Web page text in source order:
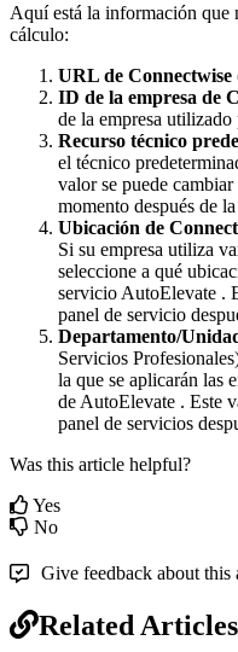
Aquí está la información que
cálculo:
URL de Connectwise
ID de la empresa de
de la empresa utilizado
Recurso técnico
el técnico
valor se puede cambiar
momento después de la
Ubicación de
Si su empresa utiliza
seleccione a qué
servicio AutoElevate .
panel de servicio despu
Departamento/
Servicios Profesionales
la que se aplicarán las
de AutoElevate . Este
panel de servicios
Was this article helpful?
Yes
No
Give feedback about this
Related Articles